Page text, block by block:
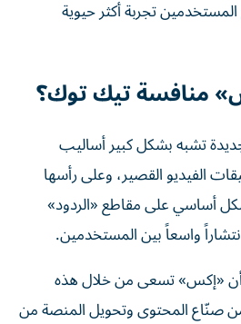
تجربة أكثر حيوية
منافسة تيك توك؟
تشبه بشكل كبير أساليب
الفيديو القصير، وعلى رأسها
أساسي على مقاطع «الردود»
واسعاً بين المستخدمين.
أن «إكس» تسعى من خلال هذه
صنّاع المحتوى وتحويل المنصة من